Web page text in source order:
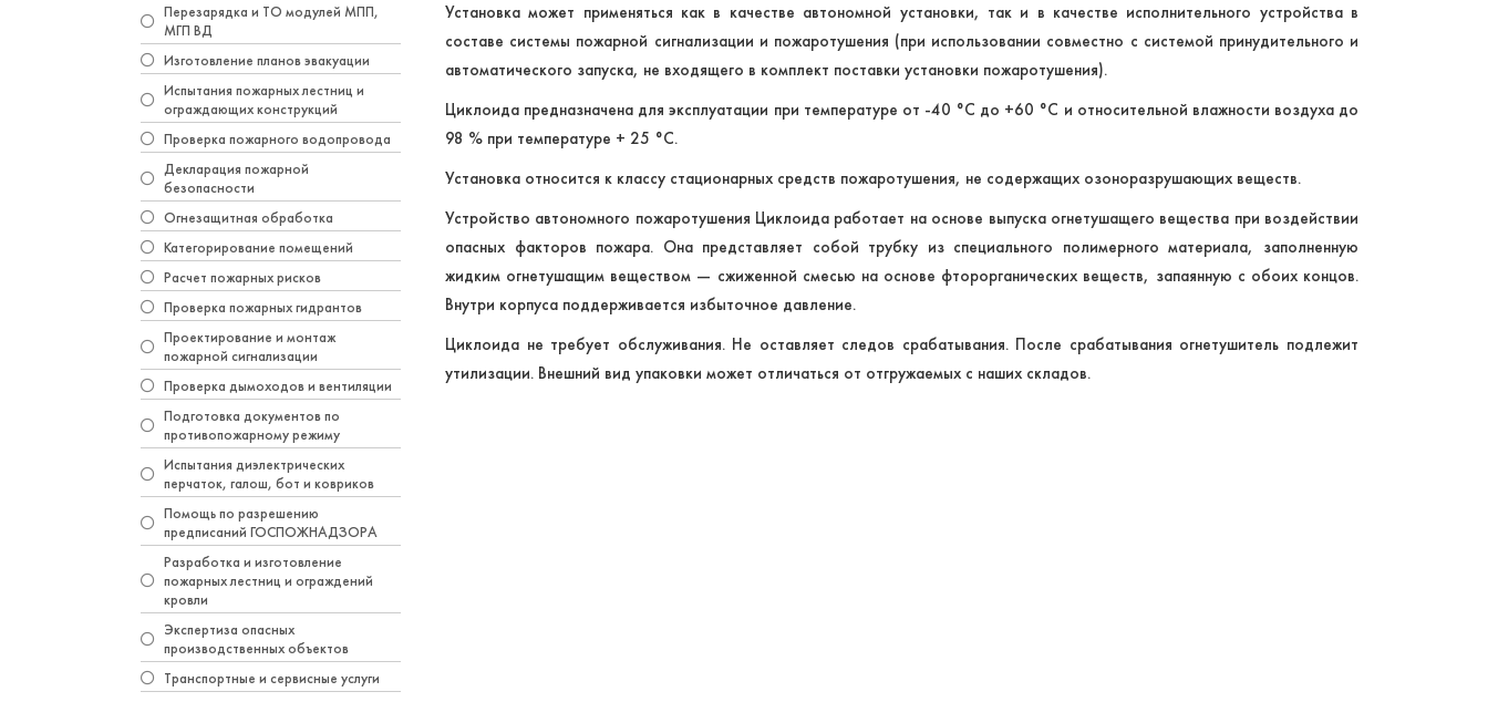
Перезарядка и ТО модулей МПП,
МГП ВД
Изготовление планов эвакуации
Испытания пожарных лестниц и
ограждающих конструкций
Проверка пожарного водопровода
Декларация пожарной
безопасности
Огнезащитная обработка
Категорирование помещений
Расчет пожарных рисков
Проверка пожарных гидрантов
Проектирование и монтаж
пожарной сигнализации
Проверка дымоходов и вентиляции
Подготовка документов по
противопожарному режиму
Испытания диэлектрических
перчаток, галош, бот и ковриков
Помощь по разрешению
предписаний ГОСПОЖНАДЗОРА
Разработка и изготовление
пожарных лестниц и ограждений
кровли
Экспертиза опасных
производственных объектов
Транспортные и сервисные услуги
Установка может применяться как в качестве автономной установки, так и в качестве исполнительного устройства в
составе системы пожарной сигнализации и пожаротушения (при использовании совместно с системой принудительного и
автоматического запуска, не входящего в комплект поставки установки пожаротушения).
Циклоида предназначена для эксплуатации при температуре от -40 °C до +60 °C и относительной влажности воздуха до
98 % при температуре + 25 °C.
Установка относится к классу стационарных средств пожаротушения, не содержащих озоноразрушающих веществ.
Устройство автономного пожаротушения Циклоида работает на основе выпуска огнетушащего вещества при воздействии
опасных факторов пожара. Она представляет собой трубку из специального полимерного материала, заполненную
жидким огнетушащим веществом — сжиженной смесью на основе фторорганических веществ, запаянную с обоих концов.
Внутри корпуса поддерживается избыточное давление.
Циклоида не требует обслуживания. Не оставляет следов срабатывания. После срабатывания огнетушитель подлежит
утилизации. Внешний вид упаковки может отличаться от отгружаемых с наших складов.